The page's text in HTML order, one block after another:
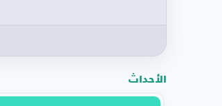
الأحداث